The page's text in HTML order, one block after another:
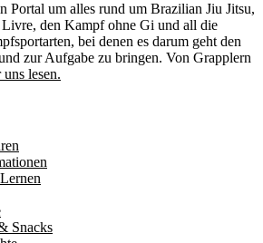
Portal um alles rund um Brazilian Jiu Jitsu,
den Kampf ohne Gi und all die
bei denen es darum geht den
zur Aufgabe zu bringen. Von Grapplern
lesen.
Snacks